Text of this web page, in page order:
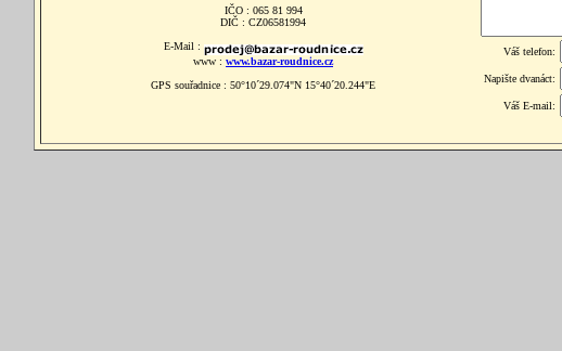
IČO : 065 81 994
DIČ : CZ06581994
E-Mail :
www : www.bazar-roudnice.cz
GPS souřadnice : 50°10´29.074"N 15°40´20.244"E
Váš telefon:
Napište dvanáct:
Váš E-mail: